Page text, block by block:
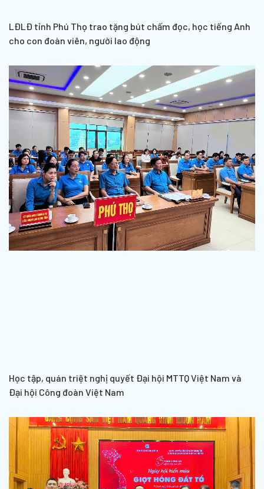
LĐLĐ tỉnh Phú Thọ trao tặng bút chấm đọc, học tiếng Anh
cho con đoàn viên, người lao động
Học tập, quán triệt nghị quyết Đại hội MTTQ Việt Nam và
Đại hội Công đoàn Việt Nam